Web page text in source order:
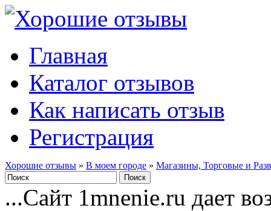
Главная
Каталог отзывов
Как написать отзыв
Регистрация
Хорошие отзывы » В моем городе » Магазины, Торговые и
...Сайт 1mnenie.ru дает